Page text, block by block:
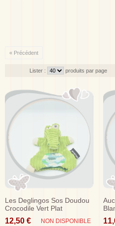
« Précédent
Lister : produits par page
Les Deglingos Sos Doudou
Crocodile Vert Plat
Marionnette
12,50 € NON DISPONIBLE